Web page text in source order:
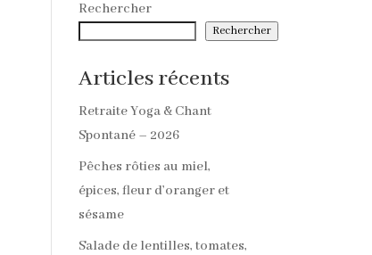
Rechercher
Rechercher
Articles récents
Retraite Yoga & Chant
Spontané – 2026
Pêches rôties au miel,
épices, fleur d’oranger et
sésame
Salade de lentilles, tomates,